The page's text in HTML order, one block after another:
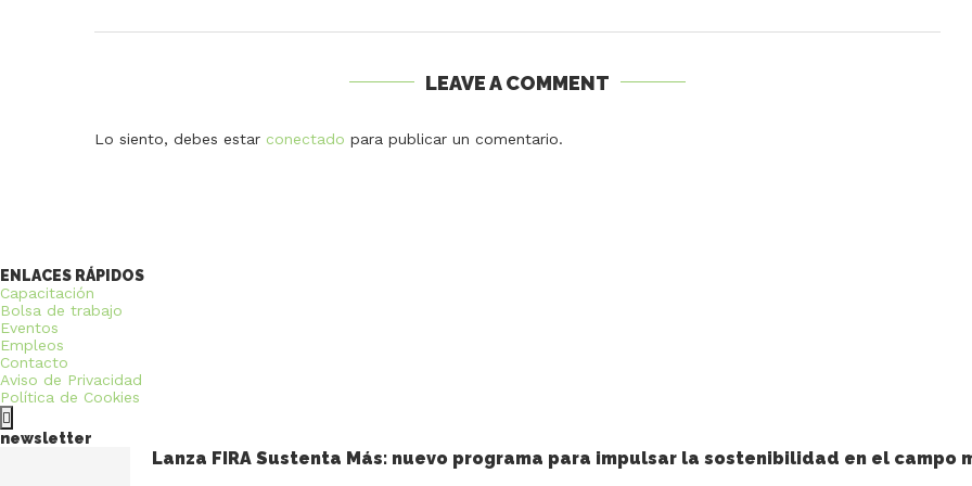
LEAVE A COMMENT
Lo siento, debes estar conectado para publicar un comentario.
ENLACES RÁPIDOS
Capacitación
Bolsa de trabajo
Eventos
Empleos
Contacto
Aviso de Privacidad
Política de Cookies
newsletter
Lanza FIRA Sustenta Más: nuevo programa para impulsar la sostenibilidad en el campo